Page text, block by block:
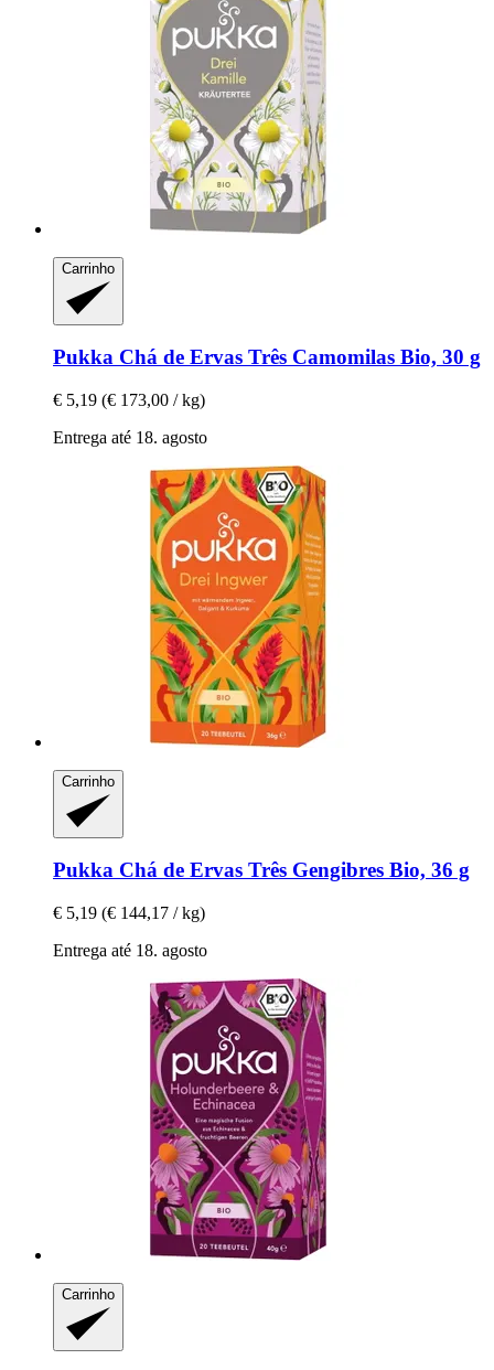
Carrinho
Pukka Chá de Ervas Três Camomilas Bio, 30 g
€ 5,19 (€ 173,00 / kg)
Entrega até 18. agosto
Carrinho
Pukka Chá de Ervas Três Gengibres Bio, 36 g
€ 5,19 (€ 144,17 / kg)
Entrega até 18. agosto
Carrinho